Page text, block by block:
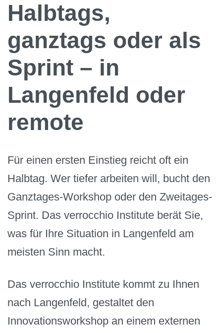
Halbtags,
ganztags oder als
Sprint – in
Langenfeld oder
remote
Für einen ersten Einstieg reicht oft ein
Halbtag. Wer tiefer arbeiten will, bucht den
Ganztages-Workshop oder den Zweitages-
Sprint. Das verrocchio Institute berät Sie,
was für Ihre Situation in Langenfeld am
meisten Sinn macht.
Das verrocchio Institute kommt zu Ihnen
nach Langenfeld, gestaltet den
Innovationsworkshop an einem externen